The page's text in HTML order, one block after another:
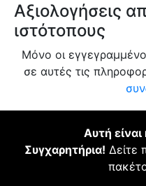
Αξιολογήσεις
ιστότοπους
Μόνο οι
σε αυτές τις
Αυτή είναι
Συγχαρητήρια! Δείτε